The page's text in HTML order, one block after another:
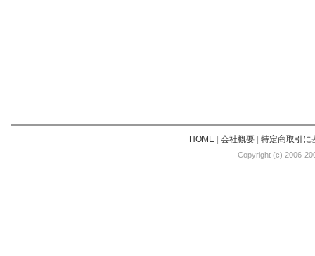
HOME| 会社概要| 特定商取引に
Copyright (c) 2006-